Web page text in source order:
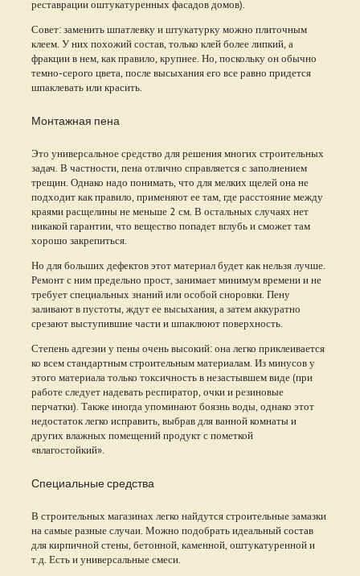
реставрации оштукатуренных фасадов домов).
Совет: заменить шпатлевку и штукатурку можно плиточным
клеем. У них похожий состав, только клей более липкий, а
фракции в нем, как правило, крупнее. Но, поскольку он обычно
темно-серого цвета, после высыхания его все равно придется
шпаклевать или красить.
Монтажная пена
Это универсальное средство для решения многих строительных
задач. В частности, пена отлично справляется с заполнением
трещин. Однако надо понимать, что для мелких щелей она не
подходит как правило, применяют ее там, где расстояние между
краями расщелины не меньше 2 см. В остальных случаях нет
никакой гарантии, что вещество попадет вглубь и сможет там
хорошо закрепиться.
Но для больших дефектов этот материал будет как нельзя лучше.
Ремонт с ним предельно прост, занимает минимум времени и не
требует специальных знаний или особой сноровки. Пену
заливают в пустоты, ждут ее высыхания, а затем аккуратно
срезают выступившие части и шпаклюют поверхность.
Степень адгезии у пены очень высокий: она легко приклеивается
ко всем стандартным строительным материалам. Из минусов у
этого материала только токсичность в незастывшем виде (при
работе следует надевать респиратор, очки и резиновые
перчатки). Также иногда упоминают боязнь воды, однако этот
недостаток легко исправить, выбрав для ванной комнаты и
других влажных помещений продукт с пометкой
«влагостойкий».
Специальные средства
В строительных магазинах легко найдутся строительные замазки
на самые разные случаи. Можно подобрать идеальный состав
для кирпичной стены, бетонной, каменной, оштукатуренной и
т.д. Есть и универсальные смеси.